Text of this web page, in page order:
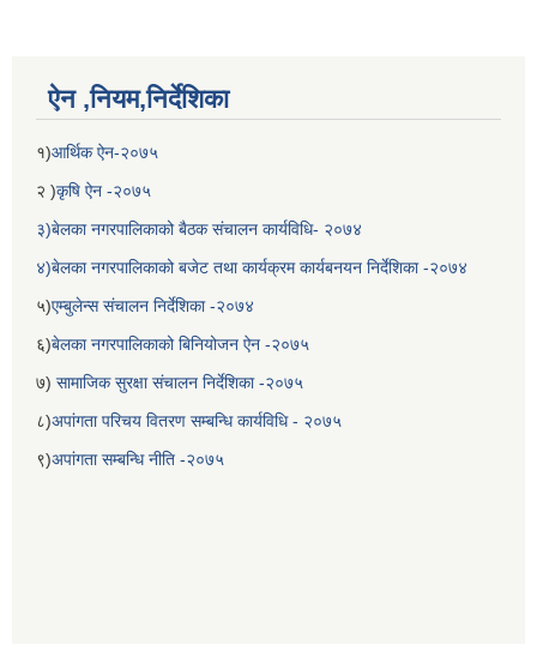
ऐन ,नियम,निर्देशिका
१)आर्थिक ऐन-२०७५
२ )कृषि ऐन -२०७५
३)बेलका नगरपालिकाको बैठक संचालन कार्यविधि- २०७४
४)बेलका नगरपालिकाको बजेट तथा कार्यक्रम कार्यबनयन निर्देशिका -२०७४
५)एम्बुलेन्स संचालन निर्देशिका -२०७४
६)बेलका नगरपालिकाको बिनियोजन ऐन -२०७५
७) सामाजिक सुरक्षा संचालन निर्देशिका -२०७५
८)अपांगता परिचय वितरण सम्बन्धि कार्यविधि - २०७५
९)अपांगता सम्बन्धि नीति -२०७५